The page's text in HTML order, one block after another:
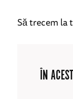
Să trecem la
ÎN